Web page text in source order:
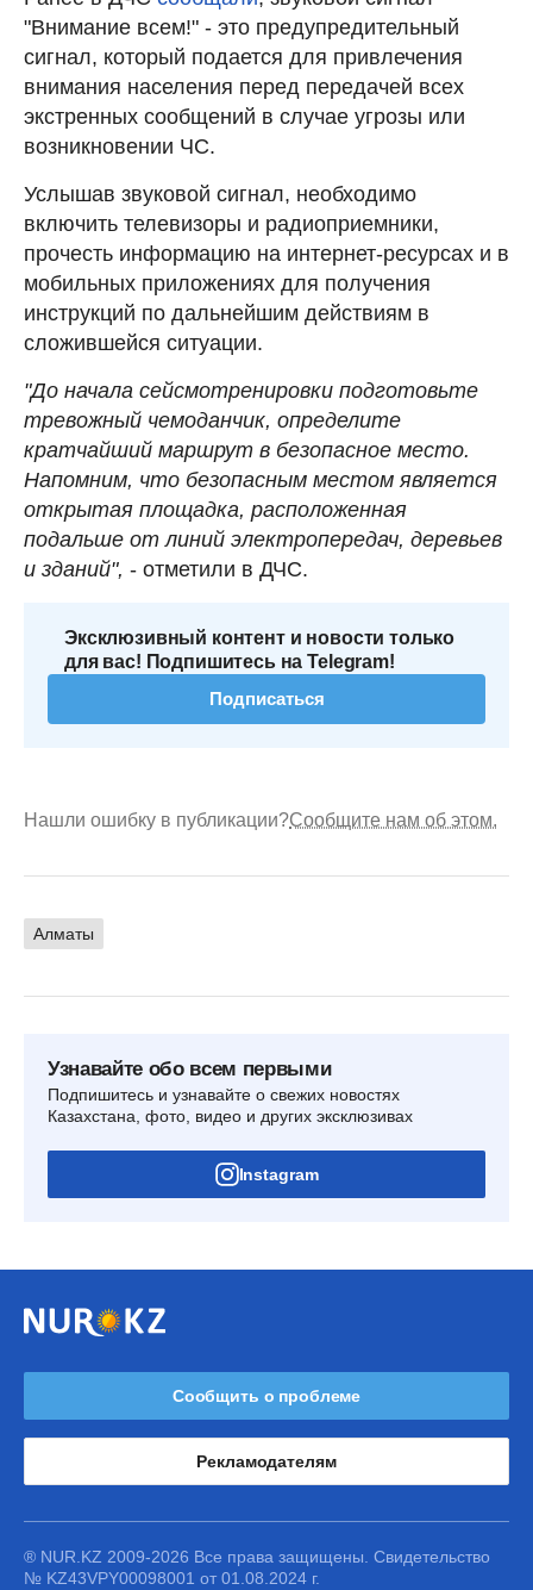
"Внимание всем!" - это предупредительный
сигнал, который подается для привлечения
внимания населения перед передачей всех
экстренных сообщений в случае угрозы или
возникновении ЧС.
Услышав звуковой сигнал, необходимо
включить телевизоры и радиоприемники,
прочесть информацию на интернет-ресурсах и в
мобильных приложениях для получения
инструкций по дальнейшим действиям в
сложившейся ситуации.
"До начала сейсмотренировки подготовьте
тревожный чемоданчик, определите
кратчайший маршрут в безопасное место.
Напомним, что безопасным местом является
открытая площадка, расположенная
подальше от линий электропередач, деревьев
и зданий", - отметили в ДЧС.
Эксклюзивный контент и новости только
для вас! Подпишитесь на Telegram!
Подписаться
Нашли ошибку в публикации?Сообщите нам об этом.
Алматы
Узнавайте обо всем первыми
Подпишитесь и узнавайте о свежих новостях
Казахстана, фото, видео и других эксклюзивах
Instagram
Сообщить о проблеме
Рекламодателям
® NUR.KZ 2009-2026 Все права защищены. Свидетельство
№ KZ43VPY00098001 от 01.08.2024 г.